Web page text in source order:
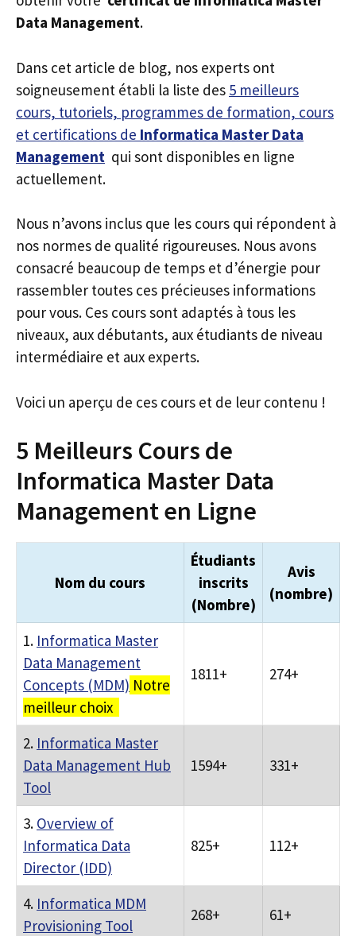
Data Management.
Dans cet article de blog, nos experts ont
soigneusement établi la liste des 5 meilleurs
cours, tutoriels, programmes de formation, cours
et certifications de Informatica Master Data
Management qui sont disponibles en ligne
actuellement.
Nous n’avons inclus que les cours qui répondent à
nos normes de qualité rigoureuses. Nous avons
consacré beaucoup de temps et d’énergie pour
rassembler toutes ces précieuses informations
pour vous. Ces cours sont adaptés à tous les
niveaux, aux débutants, aux étudiants de niveau
intermédiaire et aux experts.
Voici un aperçu de ces cours et de leur contenu !
5 Meilleurs Cours de
Informatica Master Data
Management en Ligne
Nom du cours
Étudiants
inscrits
(Nombre)
Avis
(nombre)
1. Informatica Master
Data Management
Concepts (MDM) Notre
meilleur choix
1811+ 274+
2. Informatica Master
Data Management Hub
Tool
1594+ 331+
3. Overview of
Informatica Data
Director (IDD)
825+ 112+
4. Informatica MDM
Provisioning Tool
268+ 61+